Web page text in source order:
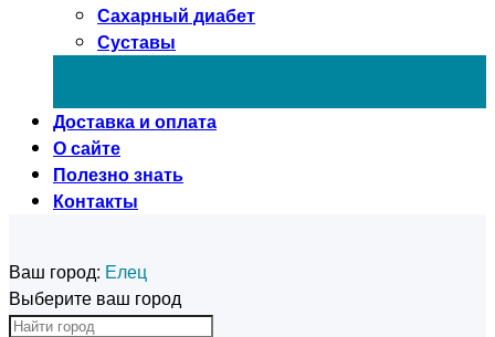
Сахарный диабет
Суставы
Доставка и оплата
О сайте
Полезно знать
Контакты
Ваш город: Елец
Выберите ваш город